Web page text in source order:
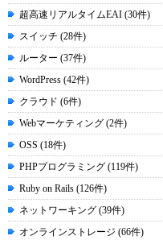
超高速リアルタイムEAI (30件)
スイッチ (28件)
ルーター (37件)
WordPress (42件)
クラウド (6件)
Webマーケティング (2件)
OSS (18件)
PHPプログラミング (119件)
Ruby on Rails (126件)
ネットワーキング (39件)
オンラインストレージ (66件)